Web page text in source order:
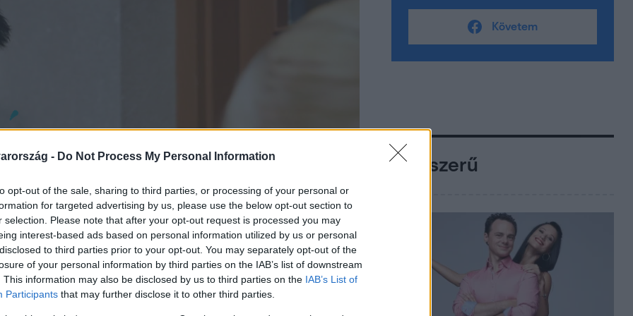
- Do Not Process My Personal Information
opt-out of the sale, sharing to third parties, or processing of your personal or
for targeted advertising by us, please use the below opt-out section to
selection. Please note that after your opt-out request is processed you may
interest-based ads based on personal information utilized by us or personal
to third parties prior to your opt-out. You may separately opt-out of the
of your personal information by third parties on the IAB’s list of downstream
This information may also be disclosed by us to third parties on the IAB’s List of
Participants that may further disclose it to other third parties.
Követem
Népszerű